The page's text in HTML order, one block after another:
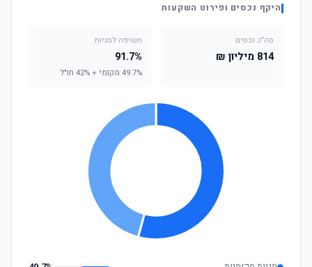
היקף נכסים ופירוט השקעות
סה"כ נכסים
814 מיליון ₪
חשיפה למניות
91.7%
49.7% מקומי + 42% חו"ל